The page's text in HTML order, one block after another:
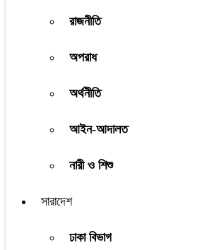
রাজনীতি
অপরাধ
অর্থনীতি
আইন-আদালত
নারী ও শিশু
সারাদেশ
ঢাকা বিভাগ